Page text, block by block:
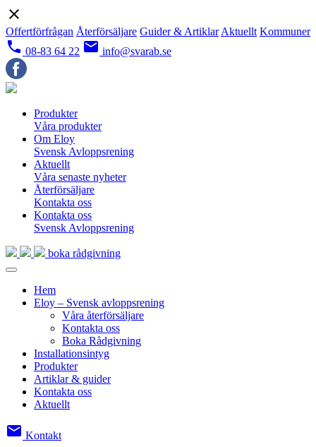
close
Offertförfrågan Återförsäljare Guider & Artiklar Aktuellt Kommuner
local_phone 08-83 64 22 email info@svarab.se
Produkter
Våra produkter
Om Eloy
Svensk Avloppsrening
Aktuellt
Våra senaste nyheter
Återförsäljare
Kontakta oss
Kontakta oss
Svensk Avloppsrening
boka rådgivning
Hem
Eloy – Svensk avloppsrening
Våra återförsäljare
Kontakta oss
Boka Rådgivning
Installationsintyg
Produkter
Artiklar & guider
Kontakta oss
Aktuellt
email Kontakt